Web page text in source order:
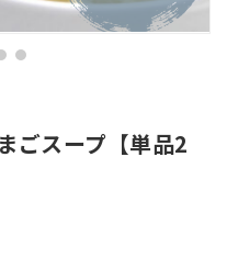
ごスープ【単品2